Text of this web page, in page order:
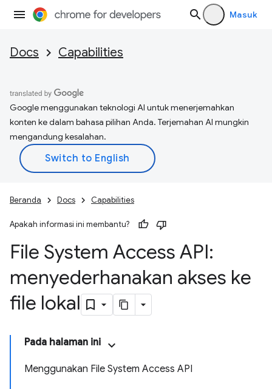
Masuk
Docs Capabilities
Google menggunakan teknologi AI untuk menerjemahkan
konten ke dalam bahasa pilihan Anda. Terjemahan AI mungkin
mengandung kesalahan.
Beranda Docs Capabilities
Apakah informasi ini membantu?
File System Access API:
menyederhanakan akses ke
file lokal
Pada halaman ini
Menggunakan File System Access API